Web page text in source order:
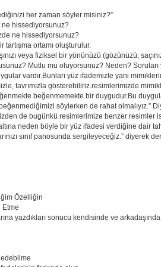
her zaman söyler misiniz?”
hissediyorsunuz?
ne hissediyorsunuz?
tartışma ortamı oluşturulur.
veya fiziksel bir yönünüzü (gözünüzü,
Mutlu mu oluyorsunuz? Neden?
vardır.Bunları yüz ifademizle yani
tavrımızla gösterebiliriz.resimlerimizde
beğenmemekte bir duygudur.Bu
söylerken de rahat olmalıyız.”
de bugünkü resimlerimize benzer resimler
neden böyle bir yüz ifadesi verdiğine dair
sınıf panosunda sergileyeceğiz.” diyerek
Özelliğin
Etme
yazdıkları sonucu kendisinde ve